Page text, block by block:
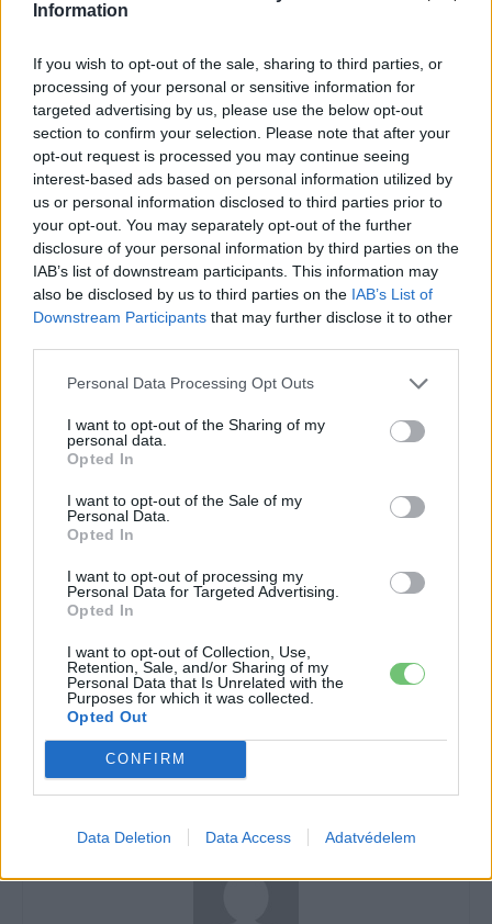
Information
If you wish to opt-out of the sale, sharing to third parties, or
processing of your personal or sensitive information for
targeted advertising by us, please use the below opt-out
section to confirm your selection. Please note that after your
opt-out request is processed you may continue seeing
interest-based ads based on personal information utilized by
us or personal information disclosed to third parties prior to
your opt-out. You may separately opt-out of the further
disclosure of your personal information by third parties on the
IAB’s list of downstream participants. This information may
also be disclosed by us to third parties on the IAB’s List of
Downstream Participants that may further disclose it to other
Personal Data Processing Opt Outs
I want to opt-out of the Sharing of my
personal data.
Opted In
I want to opt-out of the Sale of my
Personal Data.
Opted In
I want to opt-out of processing my
Personal Data for Targeted Advertising.
Opted In
I want to opt-out of Collection, Use,
Retention, Sale, and/or Sharing of my
Personal Data that Is Unrelated with the
Purposes for which it was collected.
Opted Out
CONFIRM
Data Deletion Data Access Adatvédelem
Személyre szabott CO₂-kibocsátás:
digitális funkciókban mérhető
előny
A BMW a jövőben minden modellhez elérhetővé teszia
tényleges CO₂-lábnyomot is – nem csak a laboratóriumi
körülmények között mért, elméleti értékeket. A „My
BMW” és „Mini” mobilalkalmazásokmár most képesek
megmutatni egy-egy autó valós
energiafelhasználásából és gyártási eredetéből
származó CO₂-kibocsátását. Ez a funkció jelenleg belső
égésű motoros modelleknél is elérhető
járművekreis, ezzel is erősítve aBMW
technológiasemleges megközelítését
Kövesd az e-cars.hu-t a Facebookon is, további
tartalmakért!
CÍMKÉK BMW
Elektromobilitás